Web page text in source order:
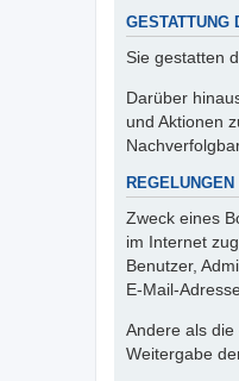
GESTATTUNG
Sie gestatten
Darüber
und Aktionen
Zweck eines
im Internet
Benutzer,
E-Mail-
Andere als
Weitergabe